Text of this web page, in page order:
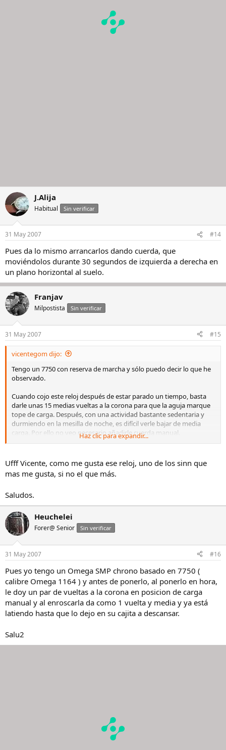
J.Alija
Habitual Sin verificar
31 May 2007 #14
Pues da lo mismo arrancarlos dando cuerda, que
moviéndolos durante 30 segundos de izquierda a derecha en
un plano horizontal al suelo.
Franjav
Milpostista Sin verificar
31 May 2007 #15
vicentegom dijo:
Tengo un 7750 con reserva de marcha y sólo puedo decir lo que he
observado.
Cuando cojo este reloj después de estar parado un tiempo, basta
darle unas 15 medias vueltas a la corona para que la aguja marque
tope de carga. Después, con una actividad bastante sedentaria y
durmiendo en la mesilla de noche, es difícil verle bajar de media
carga. Por ello no veo necesario añadirle cuerda manual.
mecanismo de cambio de día está funcionando. La hora sí puedes
ajustarla sin problemas, y no creo que tampoco le afecte darle
cuerda.
Respecto a tu última pregunta, yo siempre he dejado los relojes con
la corona cerrada hasta que se les agota la cuerda. Dejarlo en otra
posición pienso que sólo puede servir para que entre polvo y
humedad.
Saludos.
Haz clic para expandir...
Ufff Vicente, como me gusta ese reloj, uno de los sinn que
mas me gusta, si no el que más.
Saludos.
Heuchelei
Forer@ Senior Sin verificar
31 May 2007 #16
Pues yo tengo un Omega SMP chrono basado en 7750 (
calibre Omega 1164 ) y antes de ponerlo, al ponerlo en hora,
le doy un par de vueltas a la corona en posicion de carga
manual y al enroscarla da como 1 vuelta y media y ya está
latiendo hasta que lo dejo en su cajita a descansar.
Salu2